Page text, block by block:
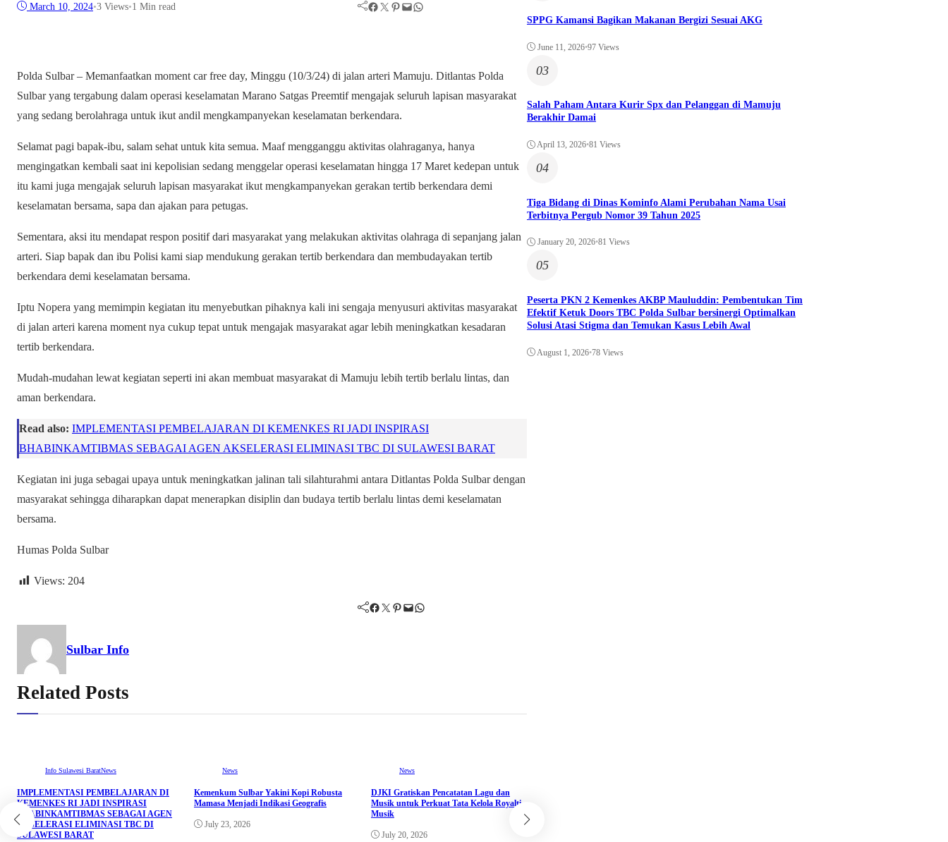
March 10, 2024•3 Views•1 Min read Facebook Twitter Pinterest Mail WhatsApp
Polda Sulbar – Memanfaatkan moment car free day, Minggu (10/3/24) di jalan arteri Mamuju. Ditlantas Polda
Sulbar yang tergabung dalam operasi keselamatan Marano Satgas Preemtif mengajak seluruh lapisan masyarakat
yang sedang berolahraga untuk ikut andil mengkampanyekan keselamatan berkendara.
Selamat pagi bapak-ibu, salam sehat untuk kita semua. Maaf mengganggu aktivitas olahraganya, hanya
mengingatkan kembali saat ini kepolisian sedang menggelar operasi keselamatan hingga 17 Maret kedepan untuk
itu kami juga mengajak seluruh lapisan masyarakat ikut mengkampanyekan gerakan tertib berkendara demi
keselamatan bersama, sapa dan ajakan para petugas.
Sementara, aksi itu mendapat respon positif dari masyarakat yang melakukan aktivitas olahraga di sepanjang jalan
arteri. Siap bapak dan ibu Polisi kami siap mendukung gerakan tertib berkendara dan membudayakan tertib
berkendara demi keselamatan bersama.
Iptu Nopera yang memimpin kegiatan itu menyebutkan pihaknya kali ini sengaja menyusuri aktivitas masyarakat
di jalan arteri karena moment nya cukup tepat untuk mengajak masyarakat agar lebih meningkatkan kesadaran
tertib berkendara.
Mudah-mudahan lewat kegiatan seperti ini akan membuat masyarakat di Mamuju lebih tertib berlalu lintas, dan
aman berkendara.
Read also: IMPLEMENTASI PEMBELAJARAN DI KEMENKES RI JADI INSPIRASI
BHABINKAMTIBMAS SEBAGAI AGEN AKSELERASI ELIMINASI TBC DI SULAWESI BARAT
Kegiatan ini juga sebagai upaya untuk meningkatkan jalinan tali silahturahmi antara Ditlantas Polda Sulbar dengan
masyarakat sehingga diharapkan dapat menerapkan disiplin dan budaya tertib berlalu lintas demi keselamatan
bersama.
Humas Polda Sulbar
Views: 204
Facebook Twitter Pinterest Mail WhatsApp
Sulbar Info
Related Posts
Info Sulawesi BaratNews
IMPLEMENTASI PEMBELAJARAN DI
KEMENKES RI JADI INSPIRASI
BHABINKAMTIBMAS SEBAGAI AGEN
AKSELERASI ELIMINASI TBC DI
SULAWESI BARAT
News
Kemenkum Sulbar Yakini Kopi Robusta
Mamasa Menjadi Indikasi Geografis
July 23, 2026
News
DJKI Gratiskan Pencatatan Lagu dan
Musik untuk Perkuat Tata Kelola Royalti
Musik
July 20, 2026
SPPG Kamansi Bagikan Makanan Bergizi Sesuai AKG
June 11, 2026•97 Views
03
Salah Paham Antara Kurir Spx dan Pelanggan di Mamuju
Berakhir Damai
April 13, 2026•81 Views
04
Tiga Bidang di Dinas Kominfo Alami Perubahan Nama Usai
Terbitnya Pergub Nomor 39 Tahun 2025
January 20, 2026•81 Views
05
Peserta PKN 2 Kemenkes AKBP Mauluddin: Pembentukan Tim
Efektif Ketuk Doors TBC Polda Sulbar bersinergi Optimalkan
Solusi Atasi Stigma dan Temukan Kasus Lebih Awal
August 1, 2026•78 Views